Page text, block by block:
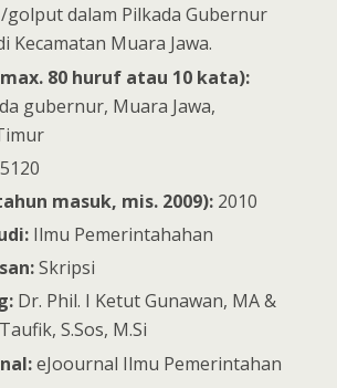
golput dalam Pilkada Gubernur
Kecamatan Muara Jawa.
80 huruf atau 10 kata):
gubernur, Muara Jawa,
masuk, mis. 2009): 2010
Ilmu Pemerintahahan
Skripsi
Dr. Phil. I Ketut Gunawan, MA &
S.Sos, M.Si
eJoournal Ilmu Pemerintahan